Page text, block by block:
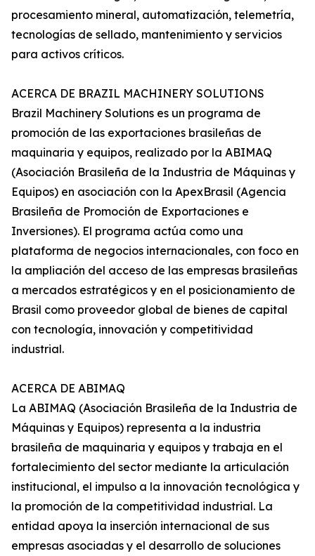
procesamiento mineral, automatización, telemetría,
tecnologías de sellado, mantenimiento y servicios
para activos críticos.
ACERCA DE BRAZIL MACHINERY SOLUTIONS
Brazil Machinery Solutions es un programa de
promoción de las exportaciones brasileñas de
maquinaria y equipos, realizado por la ABIMAQ
(Asociación Brasileña de la Industria de Máquinas y
Equipos) en asociación con la ApexBrasil (Agencia
Brasileña de Promoción de Exportaciones e
Inversiones). El programa actúa como una
plataforma de negocios internacionales, con foco en
la ampliación del acceso de las empresas brasileñas
a mercados estratégicos y en el posicionamiento de
Brasil como proveedor global de bienes de capital
con tecnología, innovación y competitividad
industrial.
ACERCA DE ABIMAQ
La ABIMAQ (Asociación Brasileña de la Industria de
Máquinas y Equipos) representa a la industria
brasileña de maquinaria y equipos y trabaja en el
fortalecimiento del sector mediante la articulación
institucional, el impulso a la innovación tecnológica y
la promoción de la competitividad industrial. La
entidad apoya la inserción internacional de sus
empresas asociadas y el desarrollo de soluciones